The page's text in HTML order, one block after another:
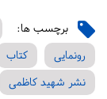
برچسب ها:
رونمایی
کتاب
نشر شهید کاظمی